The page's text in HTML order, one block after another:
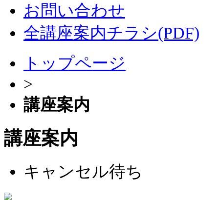
お問い合わせ
全講座案内チラシ(PDF)
トップページ
>
講座案内
講座案内
キャンセル待ち